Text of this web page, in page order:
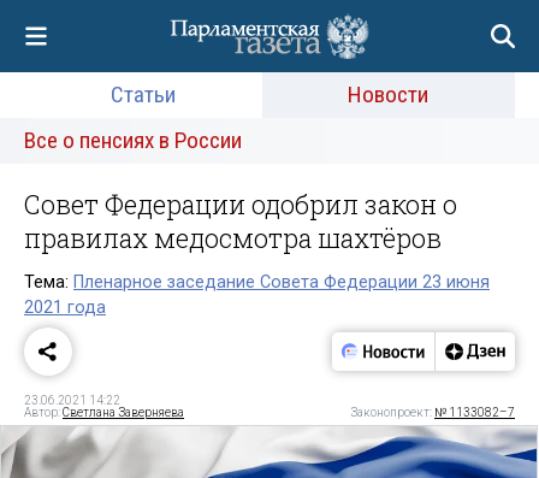
Статьи
Новости
Все о пенсиях в России
Совет Федерации одобрил закон о
правилах медосмотра шахтёров
Тема: Пленарное заседание Совета Федерации 23 июня
2021 года
23.06.2021 14:22
Автор:Светлана Заверняева Законопроект: № 1133082–7